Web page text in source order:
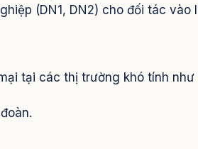
(DN1, DN2) cho đối tác vào
tại các thị trường khó tính như